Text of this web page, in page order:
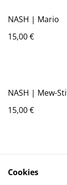
NASH | Mario
15,00 €
NASH | Mew-
15,00 €
Cookies